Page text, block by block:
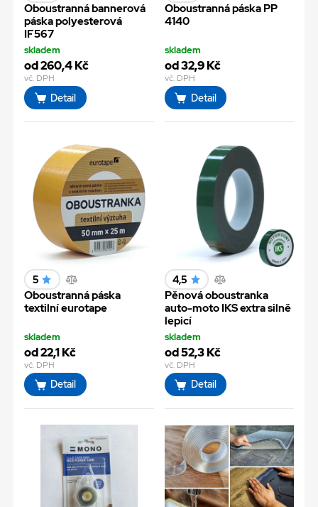
Oboustranná bannerová
páska polyesterová
IF567
skladem
od 260,4 Kč
vč. DPH
Detail
Oboustranná páska PP
4140
skladem
od 32,9 Kč
vč. DPH
Detail
5
Oboustranná páska
textilní eurotape
skladem
od 22,1 Kč
vč. DPH
Detail
4,5
Pěnová oboustranka
auto-moto IKS extra silně
lepicí
skladem
od 52,3 Kč
vč. DPH
Detail